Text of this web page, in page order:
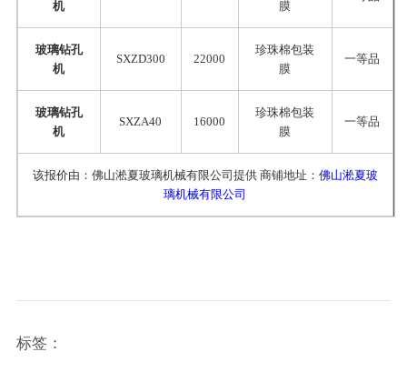
机
膜
玻璃钻孔
机
SXZD300 22000
珍珠棉包装
膜
一等品
玻璃钻孔
机
SXZA40 16000
珍珠棉包装
膜
一等品
该报价由：佛山淞夏玻璃机械有限公司提供 商铺地址： 佛山淞夏玻
璃机械有限公司
标签：